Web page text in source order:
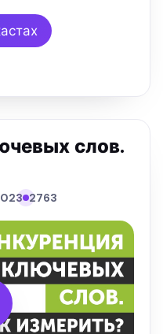
контент по
в
слов.
2763